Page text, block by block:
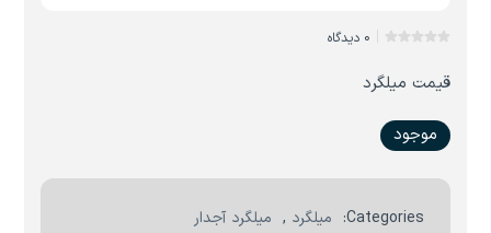
0 دیدگاه
قیمت میلگرد
موجود
Categories: میلگرد , میلگرد آجدار